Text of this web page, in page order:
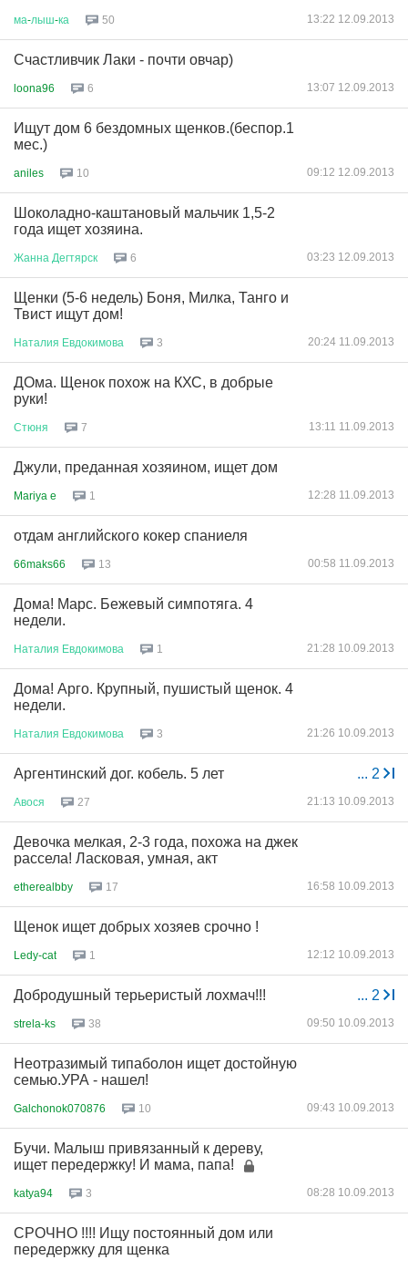
ма-лыш-ка 50 13:22 12.09.2013
Счастливчик Лаки - почти овчар)
loona96 6 13:07 12.09.2013
Ищут дом 6 бездомных щенков.(беспор.1
мес.)
aniles 10 09:12 12.09.2013
Шоколадно-каштановый мальчик 1,5-2
года ищет хозяина.
Жанна Дегтярск 6 03:23 12.09.2013
Щенки (5-6 недель) Боня, Милка, Танго и
Твист ищут дом!
Наталия Евдокимова 3 20:24 11.09.2013
ДОма. Щенок похож на КХС, в добрые
руки!
Стюня 7 13:11 11.09.2013
Джули, преданная хозяином, ищет дом
Mariya e 1 12:28 11.09.2013
отдам английского кокер спаниеля
66maks66 13 00:58 11.09.2013
Дома! Марс. Бежевый симпотяга. 4
недели.
Наталия Евдокимова 1 21:28 10.09.2013
Дома! Арго. Крупный, пушистый щенок. 4
недели.
Наталия Евдокимова 3 21:26 10.09.2013
... 2
Аргентинский дог. кобель. 5 лет
Авося 27 21:13 10.09.2013
Девочка мелкая, 2-3 года, похожа на джек
рассела! Ласковая, умная, акт
etherealbby 17 16:58 10.09.2013
Щенок ищет добрых хозяев срочно !
Ledy-cat 1 12:12 10.09.2013
... 2
Добродушный терьеристый лохмач!!!
strela-ks 38 09:50 10.09.2013
Неотразимый типаболон ищет достойную
семью.УРА - нашел!
Galchonok070876 10 09:43 10.09.2013
Бучи. Малыш привязанный к дереву,
ищет передержку! И мама, папа!
katya94 3 08:28 10.09.2013
СРОЧНО !!!! Ищу постоянный дом или
передержку для щенка